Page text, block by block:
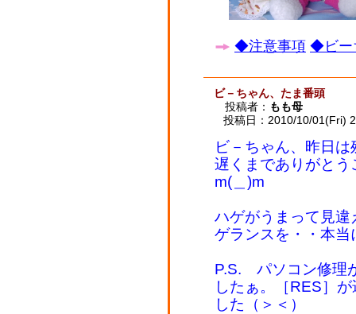
◆注意事項 ◆ビー
ビ－ちゃん、たま番頭
投稿者： もも母
投稿日：2010/10/01(Fri)
ビ－ちゃん、昨日
遅くまでありがと
m(＿)m
ハゲがうまって見
ゲランスを・・本
P.S. パソコン修理
したぁ。［RES］
した（＞＜）